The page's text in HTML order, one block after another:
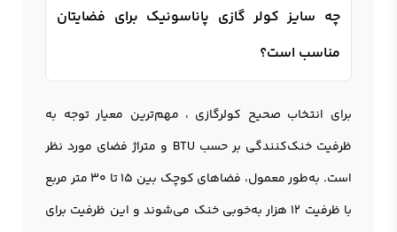
چه سایز کولر گازی پاناسونیک برای فضایتان
مناسب است؟
برای انتخاب صحیح کولرگازی ، مهم‌ترین معیار توجه به
ظرفیت خنک‌کنندگی بر حسب BTU و متراژ فضای مورد نظر
است. به‌طور معمول، فضاهای کوچک بین 15 تا 30 متر مربع
با ظرفیت 12 هزار به‌خوبی خنک می‌شوند و این ظرفیت برای